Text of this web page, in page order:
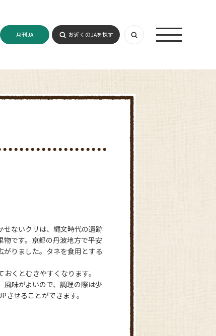
月刊JA お近くのJAを探す
せないクリは、縄文時代の遺跡
物です。京都の丹波地方で平安
りました。タネを食用とする
くとむきやすくなります。
風味がよいので、調理の際は少
させることができます。